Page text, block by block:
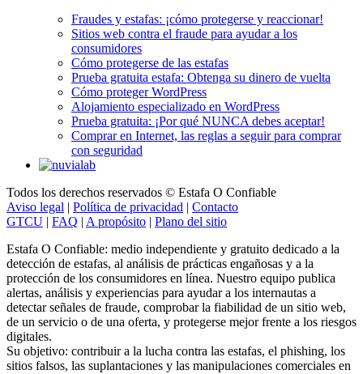
consumidores
Cómo protegerse de las estafas
Prueba gratuita estafa: Obtenga su dinero de vuelta
Cómo proteger WordPress
Alojamiento especializado en WordPress
Prueba gratuita: ¡Por qué NUNCA debes aceptar!
Comprar en Internet, las reglas a seguir para comprar
con seguridad
Todos los derechos reservados © Estafa O Confiable
GTCU|FAQ|A propósito|Plano del sitio
Estafa O Confiable: medio independiente y gratuito dedicado a la
protección de los consumidores en línea. Nuestro equipo publica
alertas, análisis y experiencias para ayudar a los internautas a
detectar señales de fraude, comprobar la fiabilidad de un sitio web,
de un servicio o de una oferta, y protegerse mejor frente a los riesgos
digitales.
Su objetivo: contribuir a la lucha contra las estafas, el phishing, los
sitios falsos, las suplantaciones y las manipulaciones comerciales en
línea, ofreciendo contenidos claros, rigurosos y útiles, basados en el
análisis de señales verificables, testimonios y fuentes fiables.